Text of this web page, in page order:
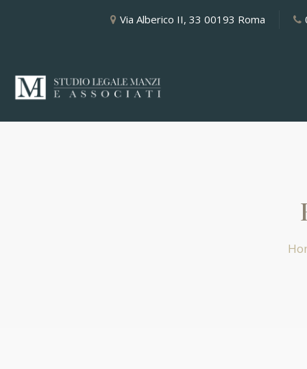
Via Alberico II, 33 00193 Roma